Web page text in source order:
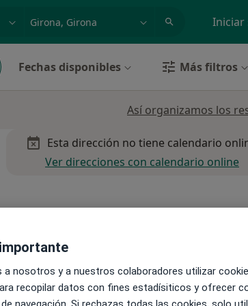
o nombre Iniciar
Fechas disponibles Más filtros
Así organizamos los
Esta dirección no tiene calendario
Ver direcciones con calendario online
a nosotros y a nuestros colaboradores utilizar
recopilar datos con fines estadísiticos y ofrecer